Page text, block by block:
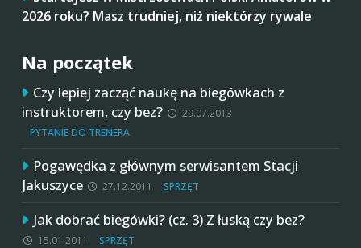
2026 roku? Masz trudniej, niż niektórzy rywale
Na początek
Czy lepiej zacząć naukę na biegówkach z
instruktorem, czy bez?
29.07.2013
PYTANIE DO TRENERA
Pogawędka z głównym serwisantem Stacji
Jakuszyce
27.12.2011 SPRZĘT
Jak dobrać biegówki? (cz. 3) Z łuską czy bez?
15.01.2011 SPRZĘT